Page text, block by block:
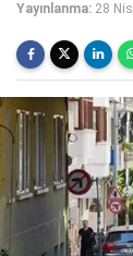
Yayınlanma: 28